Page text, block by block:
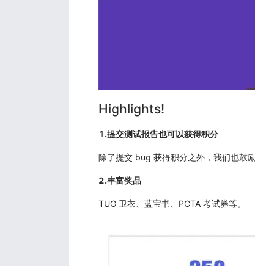
Highlights!
1.提交测试报告也可以获得积分
除了提交 bug 获得积分之外，我们也鼓
2.丰富奖品
TUG 卫衣、蓝宝书、PCTA 考试券等。